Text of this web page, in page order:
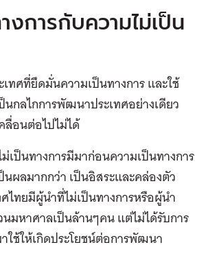
งการกับความไม่เป็น
เทศที่ยึดมั่นความเป็นทางการ และใช้
นกลไกการพัฒนาประเทศอย่างเดียว
อนต่อไปไม่ได้
เป็นทางการมีมาก่อนความเป็นทางการ
ผลมากกว่า เป็นอิสระและคล่องตัว
ไทยมีผู้นำที่ไม่เป็นทางการหรือผู้นำ
มหาศาลเป็นล้านๆคน แต่ไม่ได้รับการ
ช้ให้เกิดประโยชน์ต่อการพัฒนา